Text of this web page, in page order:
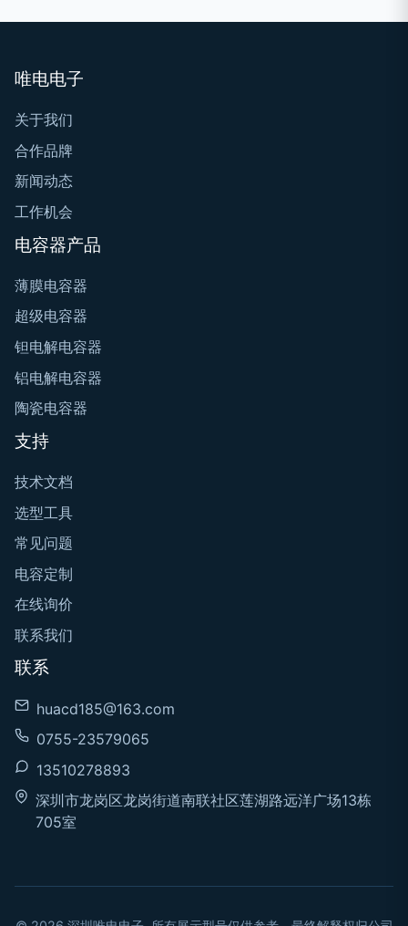
唯电电子
关于我们
合作品牌
新闻动态
工作机会
电容器产品
薄膜电容器
超级电容器
钽电解电容器
铝电解电容器
陶瓷电容器
支持
技术文档
选型工具
常见问题
电容定制
在线询价
联系我们
联系
huacd185@163.com
0755-23579065
13510278893
深圳市龙岗区龙岗街道南联社区莲湖路远洋广场13栋
705室